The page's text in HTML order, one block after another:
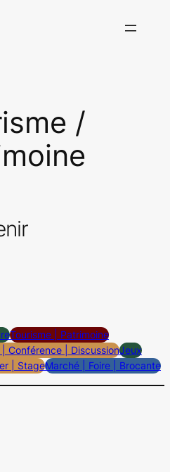
/
Tourisme | Patrimoine
Conférence | DiscussionJeux
| StageMarché | Foire | Brocante